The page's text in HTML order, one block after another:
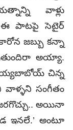
వాళ్లు
ఈ పాటపై సెటైర్
కారోన జబ్బు కన్నా
అయ్యా.
చిన్న
వాళ్ళని సంగీతం
అయినా
ఇనలే.’ అంటూ